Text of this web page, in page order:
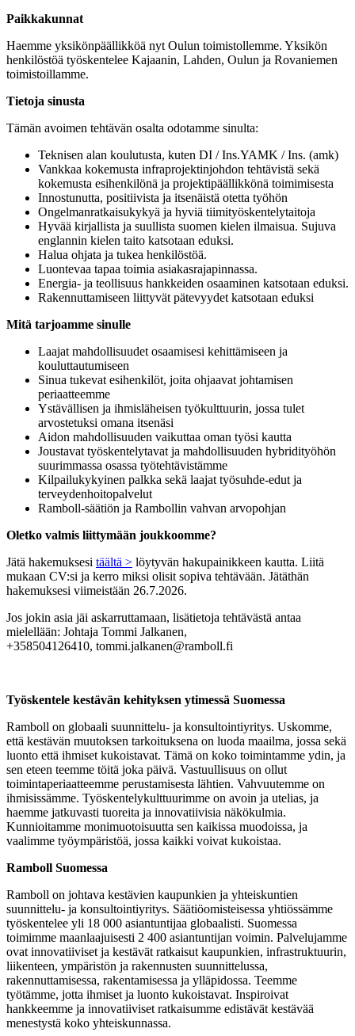
Paikkakunnat
Haemme yksikönpäällikköä nyt Oulun toimistollemme. Yksikön
henkilöstöä työskentelee Kajaanin, Lahden, Oulun ja Rovaniemen
toimistoillamme.
Tietoja sinusta
Tämän avoimen tehtävän osalta odotamme sinulta:
Teknisen alan koulutusta, kuten DI / Ins.YAMK / Ins. (amk)
Vankkaa kokemusta infraprojektinjohdon tehtävistä sekä
kokemusta esihenkilönä ja projektipäällikkönä toimimisesta
Innostunutta, positiivista ja itsenäistä otetta työhön
Ongelmanratkaisukykyä ja hyviä tiimityöskentelytaitoja
Hyvää kirjallista ja suullista suomen kielen ilmaisua. Sujuva
englannin kielen taito katsotaan eduksi.
Halua ohjata ja tukea henkilöstöä.
Luontevaa tapaa toimia asiakasrajapinnassa.
Energia- ja teollisuus hankkeiden osaaminen katsotaan eduksi.
Rakennuttamiseen liittyvät pätevyydet katsotaan eduksi
Mitä tarjoamme sinulle
Laajat mahdollisuudet osaamisesi kehittämiseen ja
kouluttautumiseen
Sinua tukevat esihenkilöt, joita ohjaavat johtamisen
periaatteemme
Ystävällisen ja ihmisläheisen työkulttuurin, jossa tulet
arvostetuksi omana itsenäsi
Aidon mahdollisuuden vaikuttaa oman työsi kautta
Joustavat työskentelytavat ja mahdollisuuden hybridityöhön
suurimmassa osassa työtehtävistämme
Kilpailukykyinen palkka sekä laajat työsuhde-edut ja
terveydenhoitopalvelut
Ramboll-säätiön ja Rambollin vahvan arvopohjan
Oletko valmis liittymään joukkoomme?
Jätä hakemuksesi täältä > löytyvän hakupainikkeen kautta. Liitä
mukaan CV:si ja kerro miksi olisit sopiva tehtävään. Jätäthän
hakemuksesi viimeistään 26.7.2026.
Jos jokin asia jäi askarruttamaan, lisätietoja tehtävästä antaa
mielellään: Johtaja Tommi Jalkanen,
+358504126410, tommi.jalkanen@ramboll.fi
Työskentele kestävän kehityksen ytimessä Suomessa
Ramboll on globaali suunnittelu- ja konsultointiyritys. Uskomme,
että kestävän muutoksen tarkoituksena on luoda maailma, jossa sekä
luonto että ihmiset kukoistavat. Tämä on koko toimintamme ydin, ja
sen eteen teemme töitä joka päivä. Vastuullisuus on ollut
toimintaperiaatteemme perustamisesta lähtien. Vahvuutemme on
ihmisissämme. Työskentelykulttuurimme on avoin ja utelias, ja
haemme jatkuvasti tuoreita ja innovatiivisia näkökulmia.
Kunnioitamme monimuotoisuutta sen kaikissa muodoissa, ja
vaalimme työympäristöä, jossa kaikki voivat kukoistaa.
Ramboll Suomessa
Ramboll on johtava kestävien kaupunkien ja yhteiskuntien
suunnittelu- ja konsultointiyritys. Säätiöomisteisessa yhtiössämme
työskentelee yli 18 000 asiantuntijaa globaalisti. Suomessa
toimimme maanlaajuisesti 2 400 asiantuntijan voimin. Palvelujamme
ovat innovatiiviset ja kestävät ratkaisut kaupunkien, infrastruktuurin,
liikenteen, ympäristön ja rakennusten suunnittelussa,
rakennuttamisessa, rakentamisessa ja ylläpidossa. Teemme
työtämme, jotta ihmiset ja luonto kukoistavat. Inspiroivat
hankkeemme ja innovatiiviset ratkaisumme edistävät kestävää
menestystä koko yhteiskunnassa.